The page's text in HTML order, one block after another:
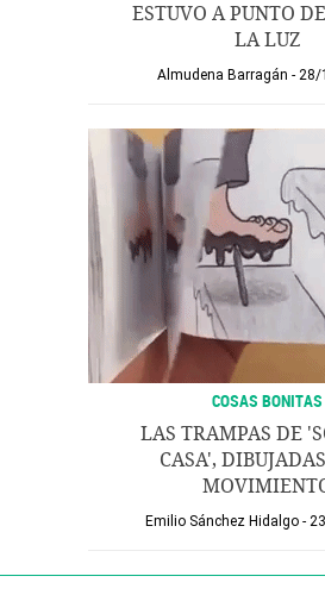
ESTUVO A PUNTO
LA LUZ
Almudena Barragán 28/
COSAS BONITAS
LAS TRAMPAS DE
CASA',
Emilio Sánchez Hidalgo